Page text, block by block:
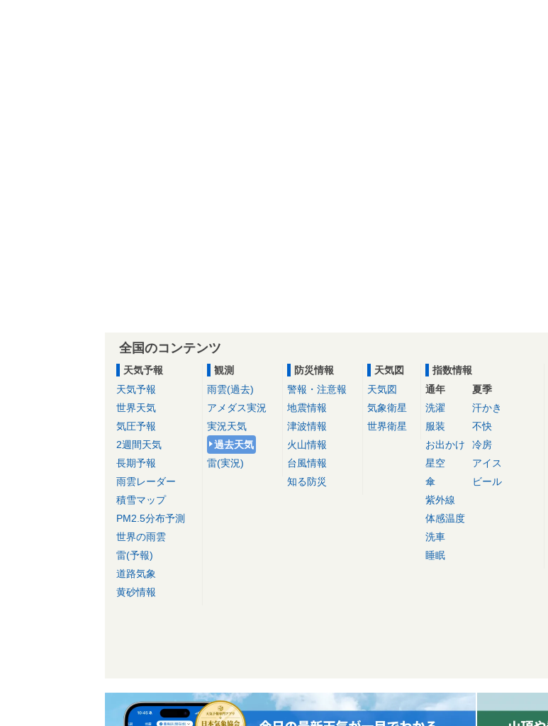
全国のコンテンツ
天気予報
天気予報
世界天気
気圧予報
2週間天気
長期予報
雨雲レーダー
積雪マップ
PM2.5分布予測
世界の雨雲
雷(予報)
道路気象
黄砂情報
観測
雨雲(過去)
アメダス実況
実況天気
過去天気
雷(実況)
防災情報
警報・注意報
地震情報
津波情報
火山情報
台風情報
知る防災
天気図
天気図
気象衛星
世界衛星
指数情報
通年
洗濯
服装
お出かけ
星空
傘
紫外線
体感温度
洗車
睡眠
夏季
汗かき
不快
冷房
アイス
ビール